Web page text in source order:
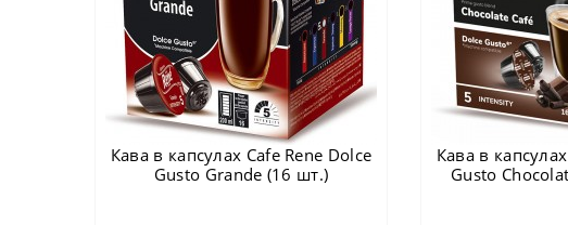
Кава в капсулах Cafe Rene Dolce
Gusto Grande (16 шт.)
Кава в
Gusto